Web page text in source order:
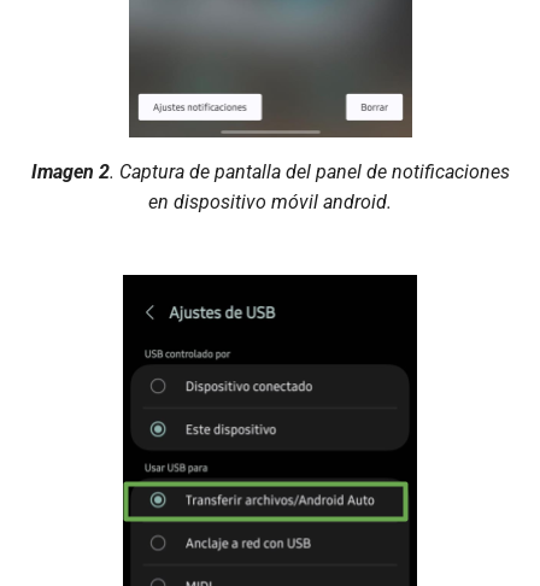
Imagen 2. Captura de pantalla del panel de notificaciones
en dispositivo móvil android.